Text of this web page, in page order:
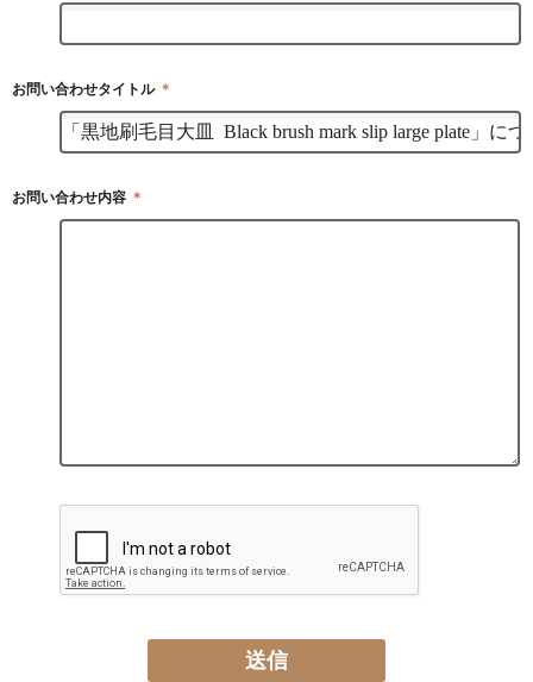
お問い合わせタイトル ＊
お問い合わせ内容 ＊